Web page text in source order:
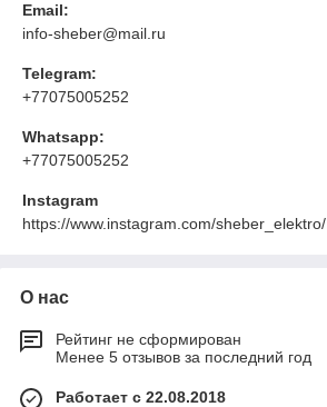
Email:
info-sheber@mail.ru
Telegram:
+77075005252
Whatsapp:
+77075005252
Instagram
https://www.instagram.com/sheber_elektro/
О нас
Рейтинг не сформирован
Менее 5 отзывов за последний год
Работает с 22.08.2018